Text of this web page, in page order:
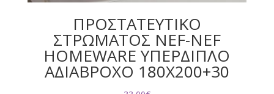
ΠΡΟΣΤΑΤΕΥΤΙΚΟ
ΣΤΡΩΜΑΤΟΣ NEF-NEF
HOMEWARE ΥΠΕΡΔΙΠΛΟ
ΑΔΙΑΒΡΟΧΟ 180X200+30